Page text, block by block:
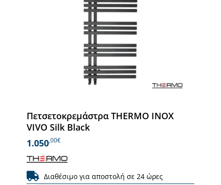
Πετσετοκρεμάστρα THERMO INOX
VIVO Silk Black
1.050,00€
Διαθέσιμο για αποστολή σε 24 ώρες